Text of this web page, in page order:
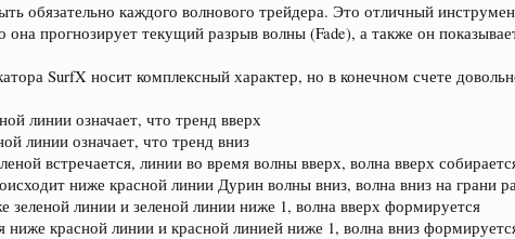
обязательно каждого волнового трейдера. Это отличный
она прогнозирует текущий разрыв волны (Fade), а также он
SurfX носит комплексный характер, но в конечном счете
линии означает, что тренд вверх
линии означает, что тренд вниз
встречается, линии во время волны вверх, волна вверх
ниже красной линии Дурин волны вниз, волна вниз на грани
зеленой линии и зеленой линии ниже 1, волна вверх формируется
ниже красной линии и красной линией ниже 1, волна вниз